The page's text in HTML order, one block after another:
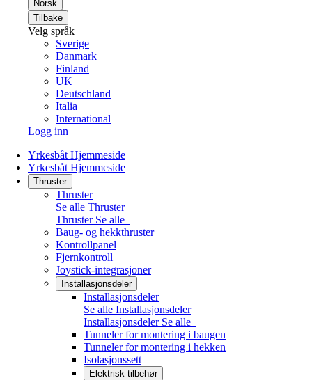
Norsk
Tilbake
Velg språk
Sverige
Danmark
Finland
UK
Deutschland
Italia
International
Logg inn
Yrkesbåt Hjemmeside
Yrkesbåt Hjemmeside
Thruster
Thruster
Se alle Thruster
Thruster Se alle
Baug- og hekkthruster
Kontrollpanel
Fjernkontroll
Joystick-integrasjoner
Installasjonsdeler
Installasjonsdeler
Se alle Installasjonsdeler
Installasjonsdeler Se alle
Tunneler for montering i baugen
Tunneler for montering i hekken
Isolasjonssett
Elektrisk tilbehør